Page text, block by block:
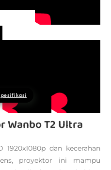
Wanbo T2 Ultra
dan kecerahan
proyektor ini mampu